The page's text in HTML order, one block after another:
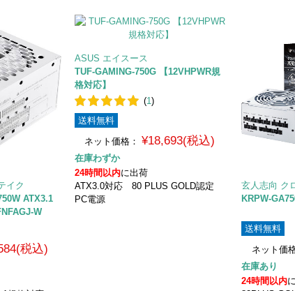
イク
ATX3.1
W
税込)
ASUS エイスース
TUF-GAMING-750G 【12VHPWR規
格対応】
(1 )
送料無料
ネット価格：
¥18,693(税込)
在庫わずか
24時間以内に出荷
ATX3.0対応 80 PLUS GOLD認定
PC電源
玄人志向 ク
KRPW-
送料無料
ネット価
在庫あり
24時間以内